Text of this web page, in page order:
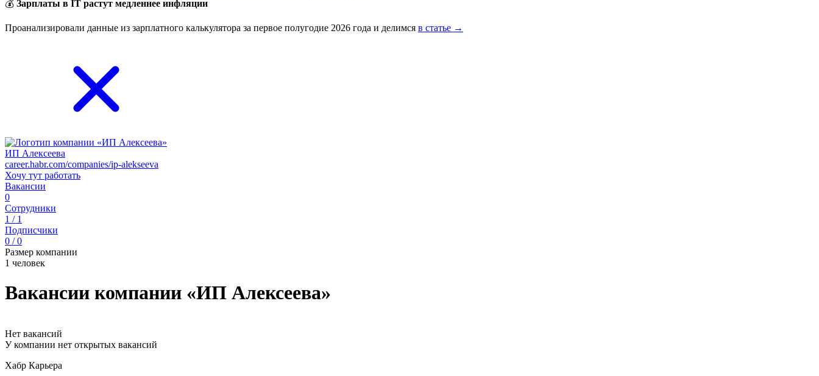
💰 Зарплаты в IT растут медленнее инфляции
Проанализировали данные из зарплатного калькулятора за первое полугодие 2026 года и делимся в статье →
ИП Алексеева
career.habr.com/companies/ip-alekseeva
Хочу тут работать
Вакансии
0
Сотрудники
1 / 1
Подписчики
0 / 0
Размер компании
1 человек
Вакансии компании «ИП Алексеева»
Нет вакансий
У компании нет открытых вакансий
Хабр Карьера